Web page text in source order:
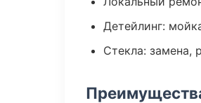
Детейлинг:
Стекла: замена,